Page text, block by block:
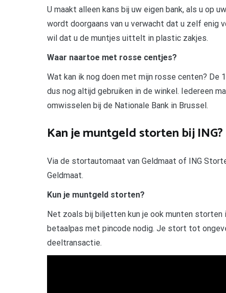
U maakt alleen kans bij uw eigen bank, als u op
wordt doorgaans van u verwacht dat u zelf enig
wil dat u de muntjes uittelt in plastic zakjes.
Waar naartoe met rosse centjes?
Wat kan ik nog doen met mijn rosse centen? De
dus nog altijd gebruiken in de winkel. Iedereen
omwisselen bij de Nationale Bank in Brussel.
Kan je muntgeld storten bij ING?
Via de stortautomaat van Geldmaat of ING
Geldmaat.
Kun je muntgeld storten?
Net zoals bij biljetten kun je ook munten storten
betaalpas met pincode nodig. Je stort tot
deeltransactie.